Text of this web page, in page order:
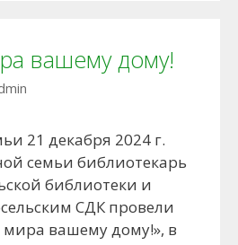
вашему дому!
21 декабря 2024 г.
семьи библиотекарь
библиотеки и
СДК провели
вашему дому!», в